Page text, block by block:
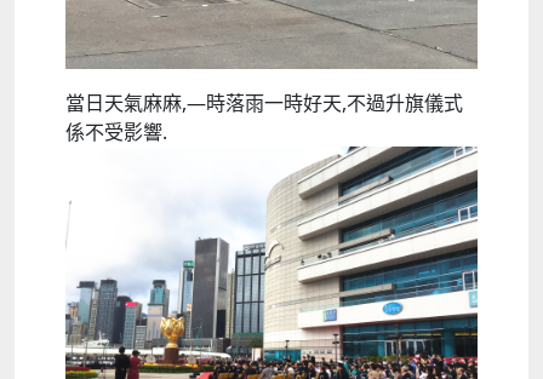
當日天氣麻麻,—時落雨一時好天,不過升旗儀式
係不受影響.